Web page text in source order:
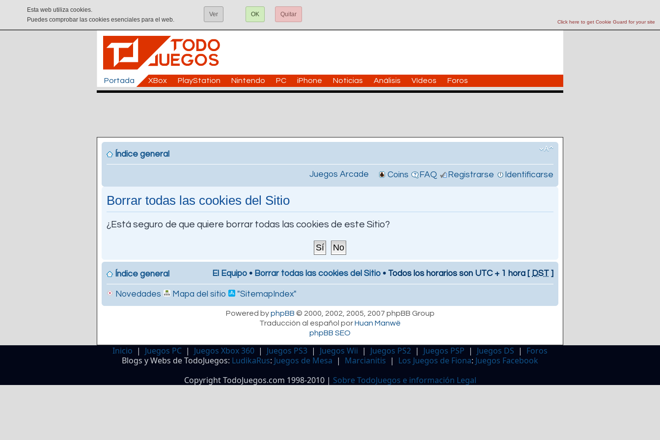
Click here to get Cookie Guard for your site
Esta web utiliza cookies.
Puedes comprobar las cookies esenciales para el web.
Ver OK Quitar
Portada XBox PlayStation Nintendo PC iPhone Noticias Análisis Vídeos Foros
Índice general
Juegos Arcade Coins FAQ Registrarse Identificarse
Borrar todas las cookies del Sitio
¿Está seguro de que quiere borrar todas las cookies de este Sitio?
Índice general El Equipo • Borrar todas las cookies del Sitio • Todos los horarios son UTC + 1 hora [ DST ]
Novedades Mapa del sitio "SitemapIndex"
Powered byphpBB © 2000, 2002, 2005, 2007 phpBB Group
Traducción al español porHuan Manwë
phpBB SEO
Inicio | Juegos PC | Juegos Xbox 360 | Juegos PS3 | Juegos Wii | Juegos PS2 | Juegos PSP | Juegos DS | Foros
Blogs y Webs de TodoJuegos: LudikaRus: Juegos de Mesa | Marcianitis | Los Juegos de Fiona: Juegos Facebook
Copyright TodoJuegos.com 1998-2010 | Sobre TodoJuegos e información Legal